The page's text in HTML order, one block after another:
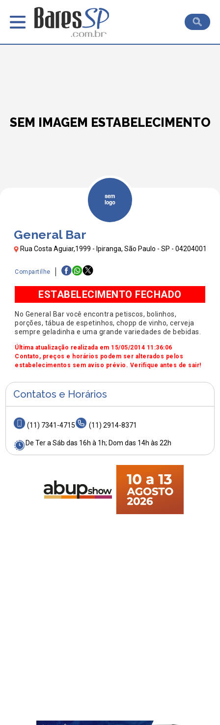
SEM IMAGEM ESTABELECIMENTO
General Bar
Rua Costa Aguiar,1999 - Ipiranga, São Paulo - SP - 04204001
Compartilhe
ESTABELECIMENTO FECHADO
No General Bar você encontra petiscos, bolinhos,
porções, tábua de espetinhos, chopp de vinho, cerveja
sempre geladinha e uma grande variedades de bebidas.
Última atualização realizada em 15/05/2014 11:36:06
Contato, preços e horários podem ser alterados pelos
estabelecimentos sem aviso prévio. Verifique antes de sair!
Contatos e Horários
(11) 7341-4715 (11) 2914-8371
De Ter a Sáb das 16h à 1h; Dom das 14h às 22h